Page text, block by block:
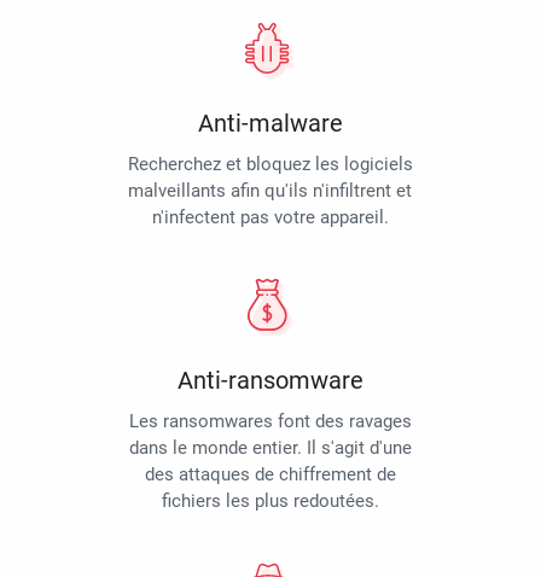
Anti-malware
Recherchez et bloquez les logiciels
malveillants afin qu'ils n'infiltrent et
n'infectent pas votre appareil.
Anti-ransomware
Les ransomwares font des ravages
dans le monde entier. Il s'agit d'une
des attaques de chiffrement de
fichiers les plus redoutées.